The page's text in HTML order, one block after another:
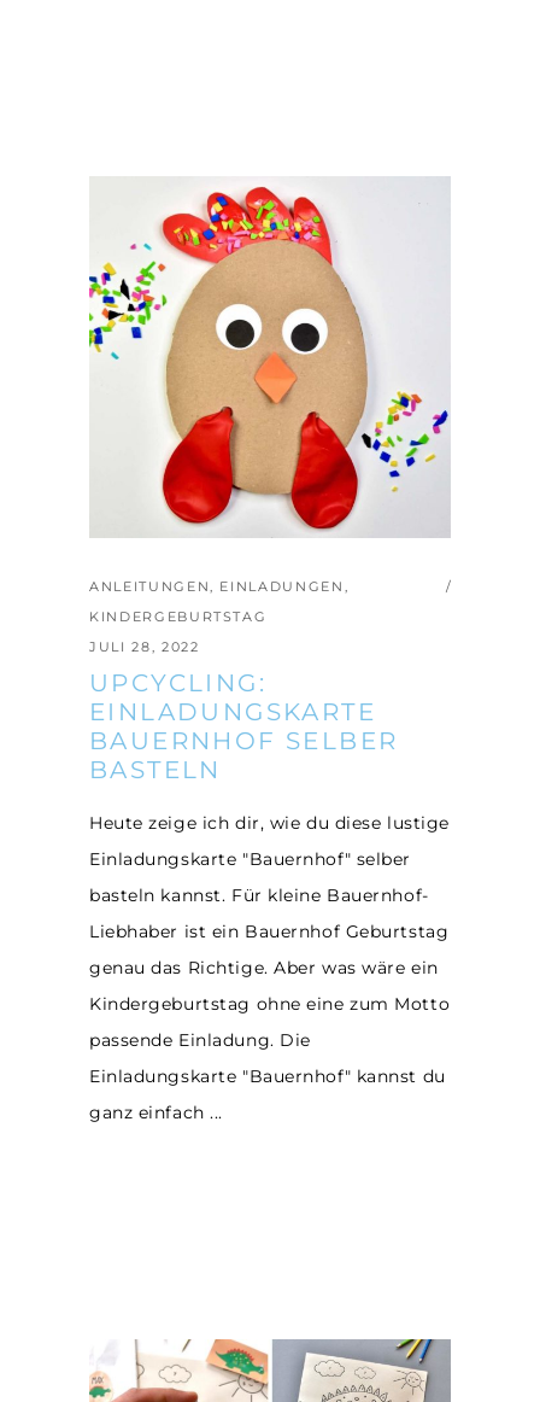
ANLEITUNGEN, EINLADUNGEN ,
KINDERGEBURTSTAG
JULI 28, 2022
UPCYCLING:
EINLADUNGSKARTE
BAUERNHOF SELBER
BASTELN
Heute zeige ich dir, wie du diese lustige
Einladungskarte "Bauernhof" selber
basteln kannst. Für kleine Bauernhof-
Liebhaber ist ein Bauernhof Geburtstag
genau das Richtige. Aber was wäre ein
Kindergeburtstag ohne eine zum Motto
passende Einladung. Die
Einladungskarte "Bauernhof" kannst du
ganz einfach